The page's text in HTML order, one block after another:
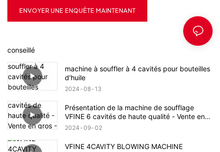
ENVOYER UNE ENQUÊTE MAINTENANT
conseillé
machine à souffler à 4 cavités pour bouteilles
d'huile
2024 08 13
Présentation de la machine de soufflage
VFINE 6 cavités de haute qualité - Vente en
gros - Zhongshan Vfine Machinery Co., Ltd
2024 09 02
VFINE 4CAVITY BLOWING MACHINE